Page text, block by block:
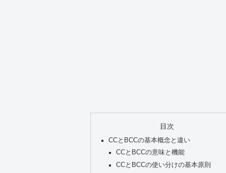
目次
CCとBCCの基本概念と違い
CCとBCCの意味と機能
CCとBCCの使い分けの基本原則